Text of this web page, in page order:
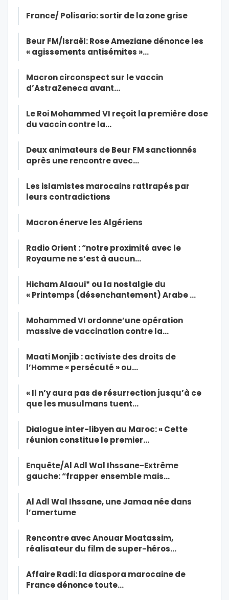
France/ Polisario: sortir de la zone grise
Beur FM/Israël: Rose Ameziane dénonce les
« agissements antisémites »…
Macron circonspect sur le vaccin
d’AstraZeneca avant…
Le Roi Mohammed VI reçoit la première dose
du vaccin contre la…
Deux animateurs de Beur FM sanctionnés
après une rencontre avec…
Les islamistes marocains rattrapés par
leurs contradictions
Macron énerve les Algériens
Radio Orient : “notre proximité avec le
Royaume ne s’est à aucun…
Hicham Alaoui* ou la nostalgie du
« Printemps (désenchantement) Arabe …
Mohammed VI ordonne’une opération
massive de vaccination contre la…
Maati Monjib : activiste des droits de
l’Homme « persécuté » ou…
« Il n’y aura pas de résurrection jusqu’à ce
que les musulmans tuent…
Dialogue inter-libyen au Maroc: « Cette
réunion constitue le premier…
Enquête/Al Adl Wal Ihssane-Extrême
gauche: “frapper ensemble mais…
Al Adl Wal Ihssane, une Jamaa née dans
l’amertume
Rencontre avec Anouar Moatassim,
réalisateur du film de super-héros…
Affaire Radi: la diaspora marocaine de
France dénonce toute…